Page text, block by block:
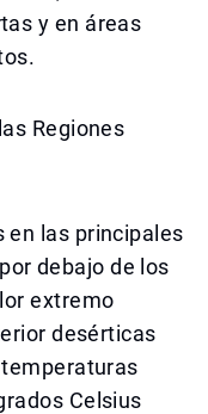
y en áreas
Regiones
en las principales
debajo de los
extremo
desérticas
Celsius